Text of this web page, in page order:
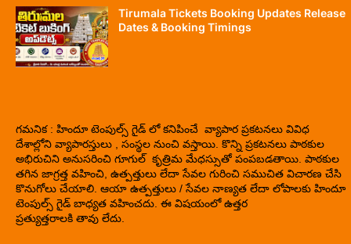
Tirumala Tickets Booking Updates Release
Dates & Booking Timings
గమనిక : హిందూ టెంపుల్స్ గైడ్ లో కనిపించే వ్యాపార ప్రకటనలు వివిధ
దేశాల్లోని వ్యాపారస్తులు , సంస్థల నుంచి వస్తాయి. కొన్ని ప్రకటనలు పాఠకుల
అభిరుచిని అనుసరించి గూగుల్ కృత్రిమ మేధస్సుతో పంపబడతాయి. పాఠకుల
తగిన జాగ్రత్త వహించి, ఉత్పత్తులు లేదా సేవల గురించి సముచిత విచారణ చేసి
కొనుగోలు చేయాలి. ఆయా ఉత్పత్తులు / సేవల నాణ్యత లేదా లోపాలకు హిందూ
టెంపుల్స్ గైడ్ బాధ్యత వహించదు. ఈ విషయంలో ఉత్తర
ప్రత్యుత్తరాలకి తావు లేదు.